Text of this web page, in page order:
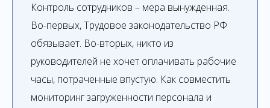
Контроль сотрудников – мера вынужденная.
Во-первых, Трудовое законодательство РФ
обязывает. Во-вторых, никто из
руководителей не хочет оплачивать рабочие
часы, потраченные впустую. Как совместить
мониторинг загруженности персонала и